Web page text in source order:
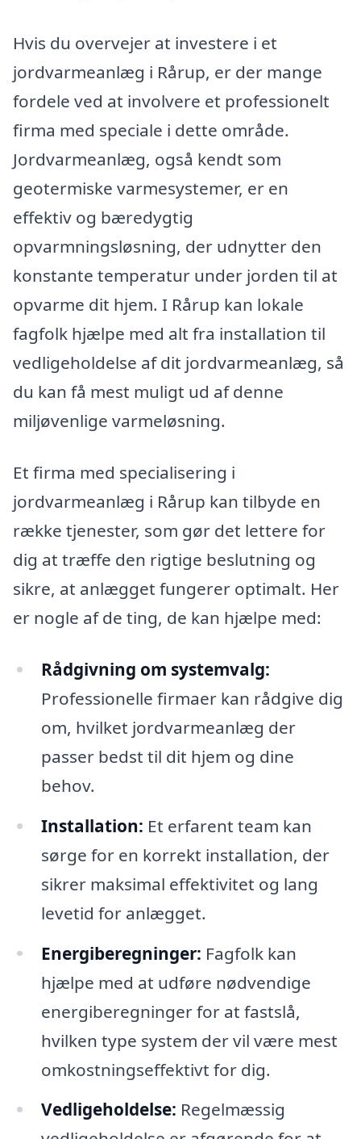
Hvis du overvejer at investere i et
jordvarmeanlæg i Rårup, er der mange
fordele ved at involvere et professionelt
firma med speciale i dette område.
Jordvarmeanlæg, også kendt som
geotermiske varmesystemer, er en
effektiv og bæredygtig
opvarmningsløsning, der udnytter den
konstante temperatur under jorden til at
opvarme dit hjem. I Rårup kan lokale
fagfolk hjælpe med alt fra installation til
vedligeholdelse af dit jordvarmeanlæg, så
du kan få mest muligt ud af denne
miljøvenlige varmeløsning.
Et firma med specialisering i
jordvarmeanlæg i Rårup kan tilbyde en
række tjenester, som gør det lettere for
dig at træffe den rigtige beslutning og
sikre, at anlægget fungerer optimalt. Her
er nogle af de ting, de kan hjælpe med:
Rådgivning om systemvalg:
Professionelle firmaer kan rådgive dig
om, hvilket jordvarmeanlæg der
passer bedst til dit hjem og dine
behov.
Installation: Et erfarent team kan
sørge for en korrekt installation, der
sikrer maksimal effektivitet og lang
levetid for anlægget.
Energiberegninger: Fagfolk kan
hjælpe med at udføre nødvendige
energiberegninger for at fastslå,
hvilken type system der vil være mest
omkostningseffektivt for dig.
Vedligeholdelse: Regelmæssig